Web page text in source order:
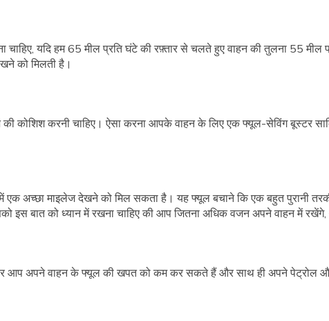
यदि हम 65 मील प्रति घंटे की रफ़्तार से चलते हुए वाहन की तुलना 55 मील
को मिलती है।
कोशिश करनी चाहिए। ऐसा करना आपके वाहन के लिए एक फ्यूल-सेविंग बूस्टर
एक अच्छा माइलेज देखने को मिल सकता है। यह फ्यूल बचाने कि एक बहुत पुरानी
इस बात को ध्यान में रखना चाहिए की आप जितना अधिक वजन अपने वाहन में
कर आप अपने वाहन के फ्यूल की खपत को कम कर सकते हैं और साथ ही अपने पेट्रोल